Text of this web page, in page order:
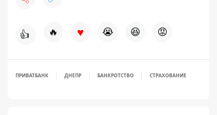
👍 🔥 ♥ 😭 😆 😡
ПРИВАТБАНК ДНЕПР БАНКРОТСТВО СТРАХОВАНИЕ